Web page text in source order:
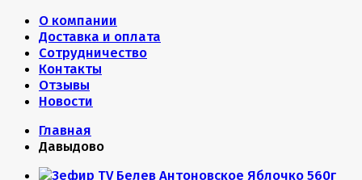
О компании
Доставка и оплата
Сотрудничество
Контакты
Отзывы
Новости
Главная
Давыдово